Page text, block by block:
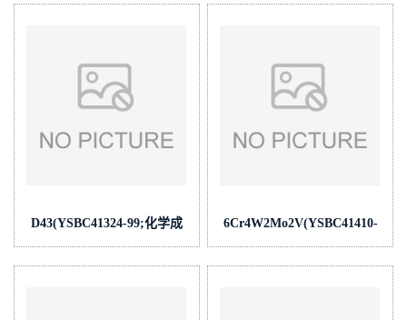
D43(YSBC41324-99;化学成
份:C/Si/Mn/P/S/Als/Ali)
6Cr4W2Mo2V(YSBC41410-
99;化学成
份:C/Si/Mn/P/S/Cr/Mo/V/Cu/W)